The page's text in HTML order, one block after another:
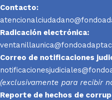
Contacto:
Radicación electrónica:
Correo de notificaciones
(exclusivamente para recibir
Reporte de hechos de